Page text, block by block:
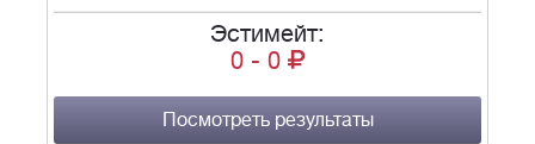
Эстимейт:
0 - 0
Посмотреть результаты